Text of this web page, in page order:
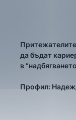
Притежателите
да бъдат
в
Профил: